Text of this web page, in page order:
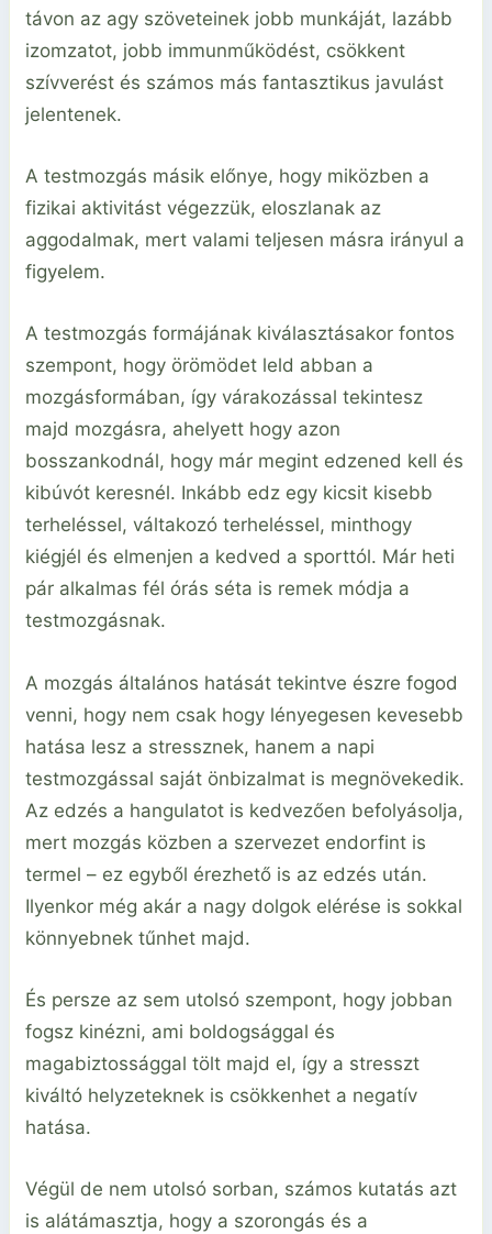
távon az agy szöveteinek jobb munkáját, lazább
izomzatot, jobb immunműködést, csökkent
szívverést és számos más fantasztikus javulást
jelentenek.
A testmozgás másik előnye, hogy miközben a
fizikai aktivitást végezzük, eloszlanak az
aggodalmak, mert valami teljesen másra irányul a
figyelem.
A testmozgás formájának kiválasztásakor fontos
szempont, hogy örömödet leld abban a
mozgásformában, így várakozással tekintesz
majd mozgásra, ahelyett hogy azon
bosszankodnál, hogy már megint edzened kell és
kibúvót keresnél. Inkább edz egy kicsit kisebb
terheléssel, váltakozó terheléssel, minthogy
kiégjél és elmenjen a kedved a sporttól. Már heti
pár alkalmas fél órás séta is remek módja a
testmozgásnak.
A mozgás ​​általános hatását tekintve észre fogod
venni, hogy nem csak hogy lényegesen kevesebb
hatása lesz a stressznek, hanem a napi
testmozgással saját önbizalmat is megnövekedik.
Az edzés a hangulatot is kedvezően befolyásolja,
mert mozgás közben a szervezet endorfint is
termel – ez egyből érezhető is az edzés után.
Ilyenkor még akár a nagy dolgok elérése is sokkal
könnyebnek tűnhet majd.
És persze az sem utolsó szempont, hogy jobban
fogsz kinézni, ami boldogsággal és
magabiztossággal tölt majd el, így a stresszt
kiváltó helyzeteknek is csökkenhet a negatív
hatása.
Végül de nem utolsó sorban, számos kutatás azt
is alátámasztja, hogy a szorongás és a